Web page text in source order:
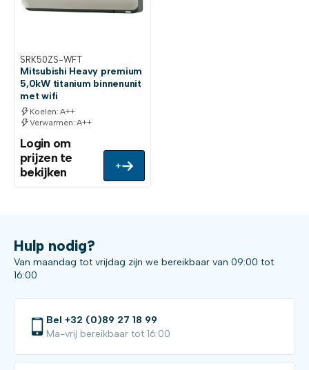
Koelen: A++
Verwarmen: A++
SRK50ZS-WFT
Mitsubishi Heavy premium
5,0kW titanium binnenunit
met wifi
Login om
prijzen te
bekijken
+
Hulp nodig?
Van maandag tot vrijdag zijn we bereikbaar van 09:00 tot
16:00
Bel +32 (0)89 27 18 99
Ma-vrij bereikbaar tot 16:00